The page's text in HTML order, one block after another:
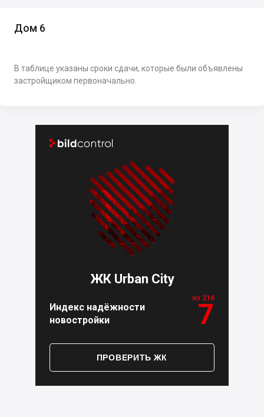
Дом 6
В таблице указаны сроки сдачи, которые были объявлены
застройщиком первоначально.
 
ЖК Urban City
Индекс надёжности
новостройки
из 216
7
ПРОВЕРИТЬ ЖК